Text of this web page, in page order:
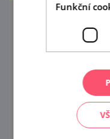
Lovecký
Funkční